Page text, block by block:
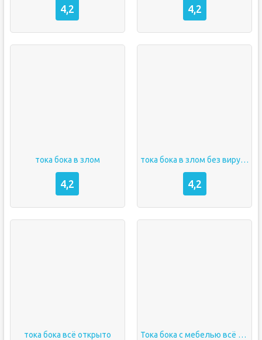
4,2 4,2
тока бока в злом
4,2
тока бока в злом без вирусов
4,2
тока бока всё открыто Тока бока с мебелью всё открыто